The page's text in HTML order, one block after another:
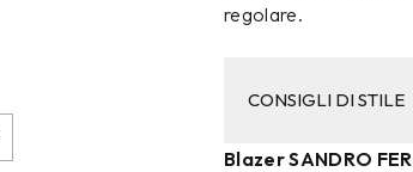
regolare.
CONSIGLI DI STILE
Blazer SANDRO